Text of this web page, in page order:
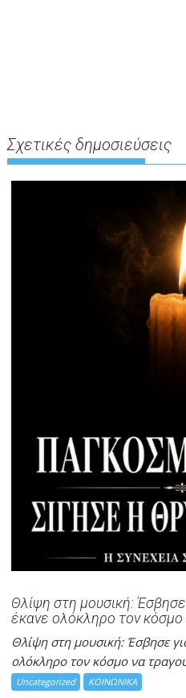
Σχετικές δημοσιεύσεις
Θλίψη στη μουσική:
έκανε ολόκληρο τον κόσμο
Θλίψη στη μουσική: Έσβησε
ολόκληρο τον κόσμο να
Uncategorized ΚΟΙΝΩΝΙΚΑ